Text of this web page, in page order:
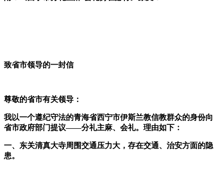
致省市领导的一封信
尊敬的省市有关领导：
我以一个遵纪守法的青海省西宁市伊斯兰教信教群众的身份向
省市政府部门提议——分礼主麻、会礼。理由如下：
一、东关清真大寺周围交通压力大，存在交通、治安方面的隐
患。